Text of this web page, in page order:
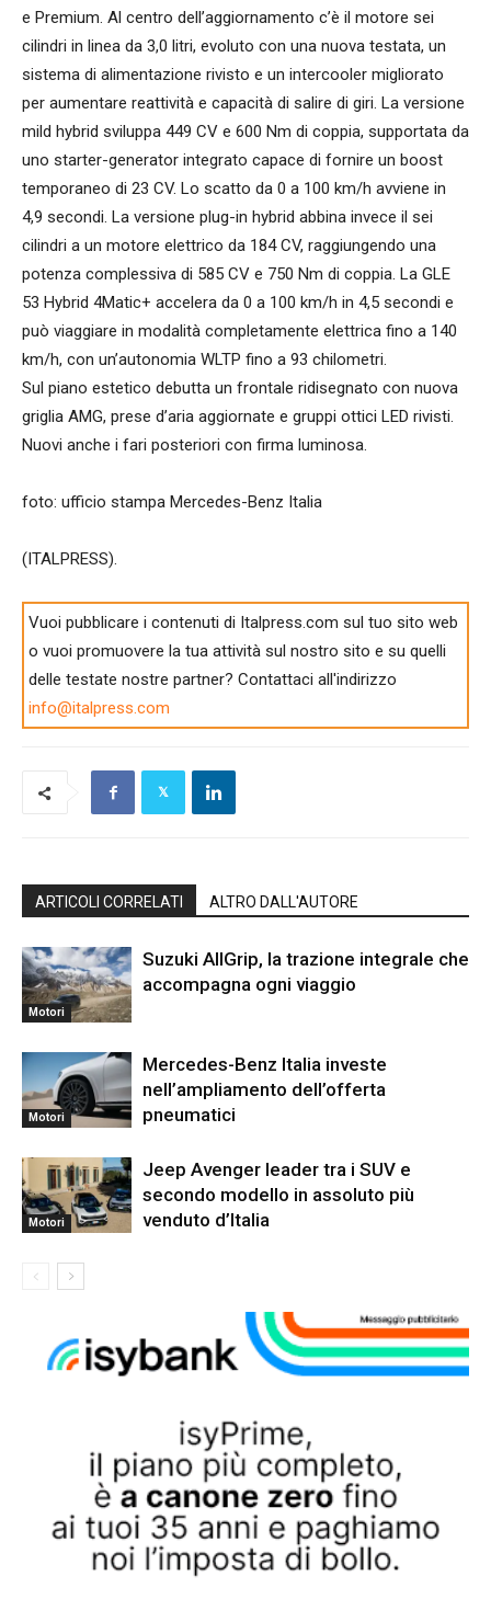
e Premium. Al centro dell’aggiornamento c’è il motore sei
cilindri in linea da 3,0 litri, evoluto con una nuova testata, un
sistema di alimentazione rivisto e un intercooler migliorato
per aumentare reattività e capacità di salire di giri. La versione
mild hybrid sviluppa 449 CV e 600 Nm di coppia, supportata da
uno starter-generator integrato capace di fornire un boost
temporaneo di 23 CV. Lo scatto da 0 a 100 km/h avviene in
4,9 secondi. La versione plug-in hybrid abbina invece il sei
cilindri a un motore elettrico da 184 CV, raggiungendo una
potenza complessiva di 585 CV e 750 Nm di coppia. La GLE
53 Hybrid 4Matic+ accelera da 0 a 100 km/h in 4,5 secondi e
può viaggiare in modalità completamente elettrica fino a 140
km/h, con un’autonomia WLTP fino a 93 chilometri.
Sul piano estetico debutta un frontale ridisegnato con nuova
griglia AMG, prese d’aria aggiornate e gruppi ottici LED rivisti.
Nuovi anche i fari posteriori con firma luminosa.
foto: ufficio stampa Mercedes-Benz Italia
(ITALPRESS).
Vuoi pubblicare i contenuti di Italpress.com sul tuo sito web
o vuoi promuovere la tua attività sul nostro sito e su quelli
delle testate nostre partner? Contattaci all'indirizzo
info@italpress.com
ARTICOLI CORRELATI ALTRO DALL'AUTORE
Motori
Suzuki AllGrip, la trazione integrale che
accompagna ogni viaggio
Motori
Mercedes-Benz Italia investe
nell’ampliamento dell’offerta
pneumatici
Motori
Jeep Avenger leader tra i SUV e
secondo modello in assoluto più
venduto d’Italia